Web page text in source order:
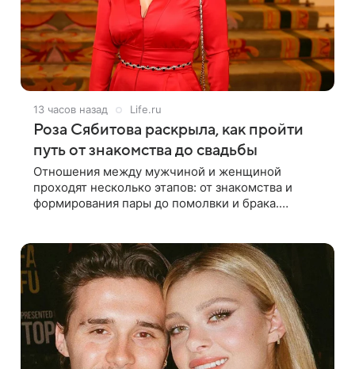
13 часов назад Life.ru
Роза Сябитова раскрыла, как пройти
путь от знакомства до свадьбы
Отношения между мужчиной и женщиной
проходят несколько этапов: от знакомства и
формирования пары до помолвки и брака.